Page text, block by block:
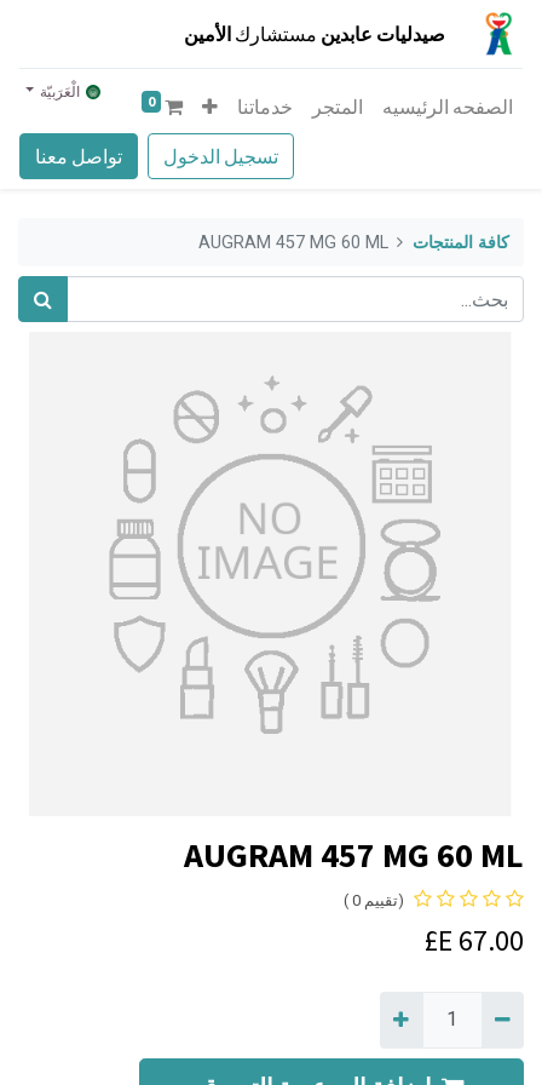
صيدليات عابدين مستشارك الأمين
تسجيل الدخول تواصل معنا
الصفحه الرئيسيه المتجر خدماتنا 0 الْعَرَبيّة
كافة المنتجات AUGRAM 457 MG 60 ML
AUGRAM 457 MG 60 ML
(تقييم 0 )
67.00